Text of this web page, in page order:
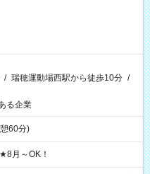
/ 瑞穂運動場西駅から徒歩10分 /
る企業
60分)
月～OK！